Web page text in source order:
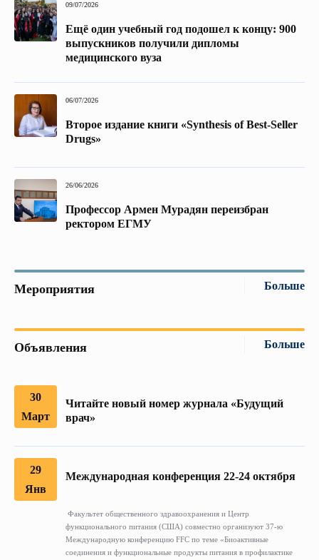
09/07/2026
Ещё один учебный год подошел к концу: 900
выпускников получили дипломы
медицинского вуза
06/07/2026
Второе издание книги «Synthesis of Best-Seller
Drugs»
26/06/2026
Профессор Армен Мурадян переизбран
ректором ЕГМУ
Мероприятия Больше
Объявления Больше
30
Март
Читайте новый номер журнала «Будущий
врач»
29
Янв
Международная конференция 22-24 октября
Факультет общественного здравоохранения и Центр
функционального питания (США) совместно организуют 37-ю
Международную конференцию FFC по теме «Биоактивные
соединения и функциональные продукты питания в профилактике